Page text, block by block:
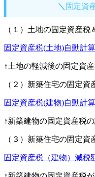
＼ 固定資
（１）土地の固定資産
固定資産税(土地)自動計
↑土地の軽減後の固定資
（２）新築住宅の固定
固定資産税(建物)自動計
↑新築建物の固定資産税
（３）新築住宅の固定
固定資産税（建物）減税